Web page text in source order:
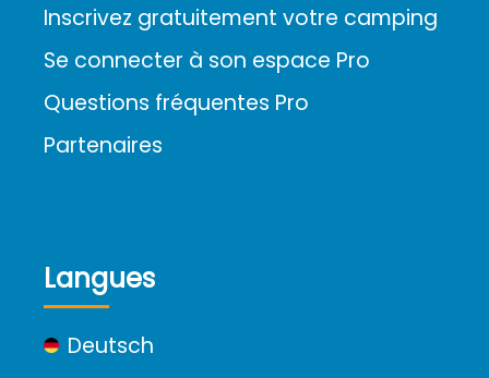
Inscrivez gratuitement votre camping
Se connecter à son espace Pro
Questions fréquentes Pro
Partenaires
Langues
Deutsch